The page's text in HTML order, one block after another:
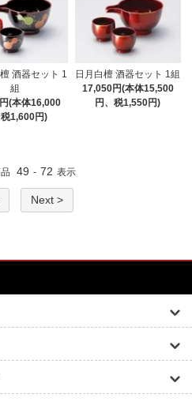
酒器セット 1
組
(本体16,000
税1,600円)
日月白檀 酒器セット 1組
17,050円(本体15,500
円、税1,550円)
49 - 72 表示
Next >